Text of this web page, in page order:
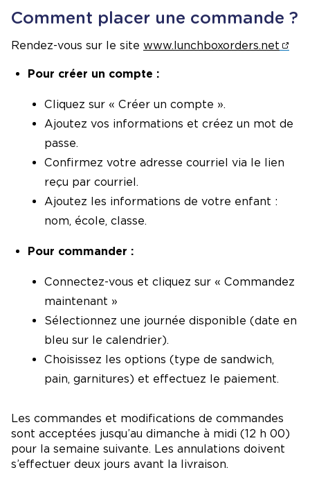
Comment placer une commande ?
Rendez-vous sur le site www.lunchboxorders.net
Pour créer un compte :
Cliquez sur « Créer un compte ».
Ajoutez vos informations et créez un mot de
passe.
Confirmez votre adresse courriel via le lien
reçu par courriel.
Ajoutez les informations de votre enfant :
nom, école, classe.
Pour commander :
Connectez-vous et cliquez sur « Commandez
maintenant »
Sélectionnez une journée disponible (date en
bleu sur le calendrier).
Choisissez les options (type de sandwich,
pain, garnitures) et effectuez le paiement.
Les commandes et modifications de commandes
sont acceptées jusqu’au dimanche à midi (12 h 00)
pour la semaine suivante. Les annulations doivent
s’effectuer deux jours avant la livraison.